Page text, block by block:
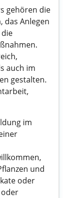
gehören die
das Anlegen
auch im
gestalten.
im
und
oder